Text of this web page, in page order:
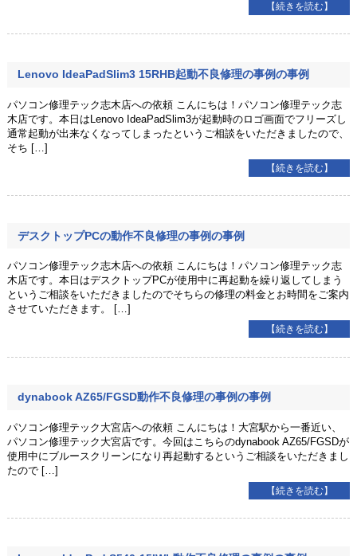
【続きを読む】
Lenovo IdeaPadSlim3 15RHB起動不良修理の事例の事例
パソコン修理テック志木店への依頼 こんにちは！パソコン修理テック志
木店です。本日はLenovo IdeaPadSlim3が起動時のロゴ画面でフリーズし
通常起動が出来なくなってしまったというご相談をいただきましたので、
そち […]
【続きを読む】
デスクトップPCの動作不良修理の事例の事例
パソコン修理テック志木店への依頼 こんにちは！パソコン修理テック志
木店です。本日はデスクトップPCが使用中に再起動を繰り返してしまう
というご相談をいただきましたのでそちらの修理の料金とお時間をご案内
させていただきます。 […]
【続きを読む】
dynabook AZ65/FGSD動作不良修理の事例の事例
パソコン修理テック大宮店への依頼 こんにちは！大宮駅から一番近い、
パソコン修理テック大宮店です。今回はこちらのdynabook AZ65/FGSDが
使用中にブルースクリーンになり再起動するというご相談をいただきまし
たので […]
【続きを読む】